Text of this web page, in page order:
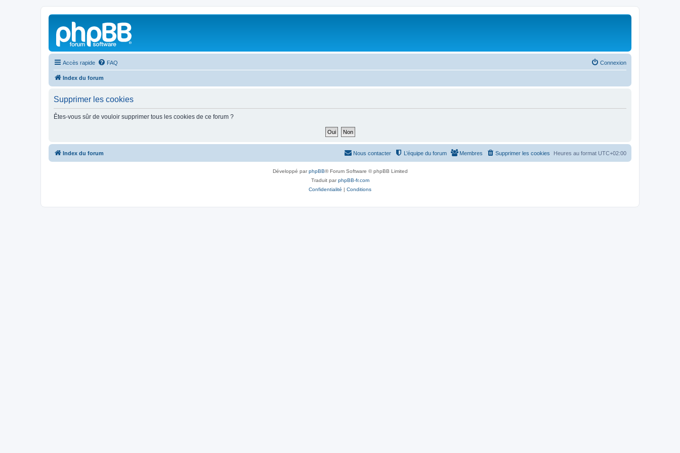
Accès rapide FAQ Connexion
Index du forum
Supprimer les cookies
Êtes-vous sûr de vouloir supprimer tous les cookies de ce forum ?
Index du forum Heures au format UTC+02:00
Supprimer les cookies
Membres
L’équipe du forum
Nous contacter
Développé parphpBB® Forum Software © phpBB Limited
Traduit parphpBB-fr.com
Confidentialité | Conditions